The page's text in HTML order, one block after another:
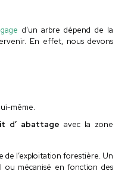
d’un arbre dépend de la
En effet, nous devons
même.
d’ abattage avec la zone
de l’exploitation forestière. Un
ou mécanisé en fonction des